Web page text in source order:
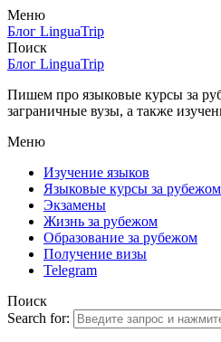
Меню
Блог LinguaTrip
Поиск
Блог LinguaTrip
Пишем про языковые курсы за
заграничные вузы, а также
Меню
Изучение языков
Языковые курсы за рубежом
Экзамены
Жизнь за рубежом
Образование за рубежом
Получение визы
Telegram
Поиск
Search for: